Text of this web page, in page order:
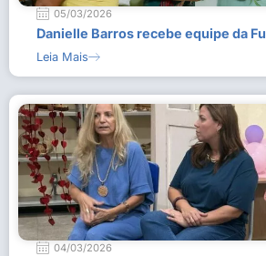
05/03/2026
Danielle Barros recebe equipe da
Leia Mais
04/03/2026